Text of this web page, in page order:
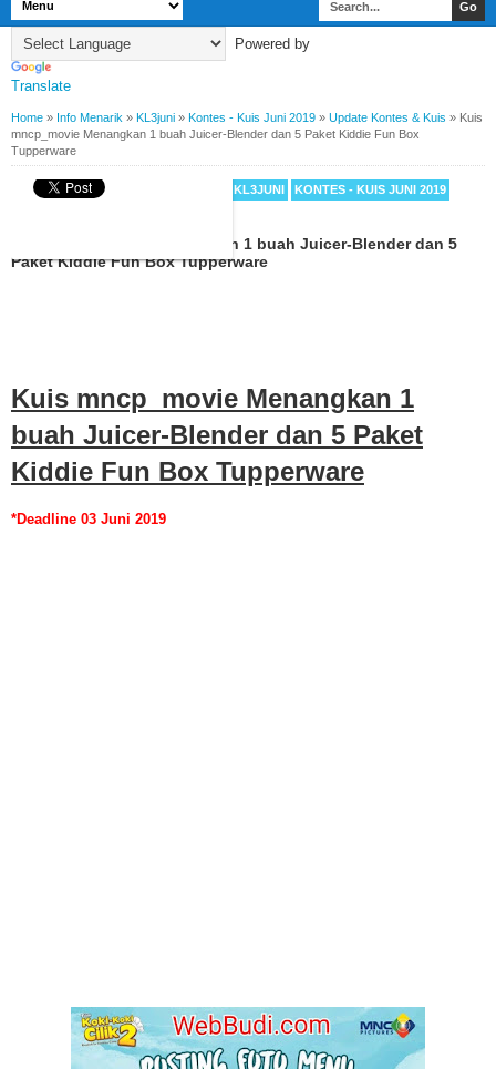
Powered by
Translate
Home » Info Menarik » KL3juni » Kontes - Kuis Juni 2019 » Update Kontes & Kuis » Kuis
mncp_movie Menangkan 1 buah Juicer-Blender dan 5 Paket Kiddie Fun Box
Tupperware
BYWEBBUDI.COM KL3JUNI
KONTES - KUIS JUNI 2019
Kuis mncp_movie Menangkan 1 buah Juicer-Blender dan 5
Paket Kiddie Fun Box Tupperware
Kuis mncp_movie Menangkan 1
buah Juicer-Blender dan 5 Paket
Kiddie Fun Box Tupperware
*Deadline 03 Juni 2019